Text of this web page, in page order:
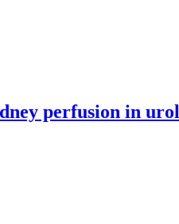
perfusion in